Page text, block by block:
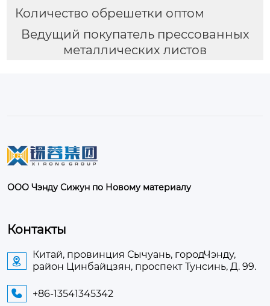
Количество обрешетки оптом
Ведущий покупатель прессованных
металлических листов
ООО Чэнду Сижун по Новому материалу
Контакты

Китай, провинция Сычуань, городЧэнду,
район Цинбайцзян, проспект Тунсинь, Д. 99.
 +86-13541345342